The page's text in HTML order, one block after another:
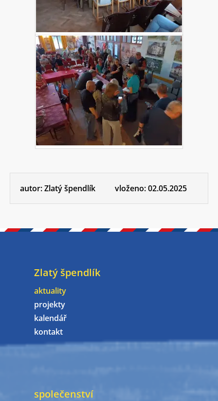
autor:Zlatý špendlík vloženo:02.05.2025
Zlatý špendlík
aktuality
projekty
kalendář
kontakt
společenství